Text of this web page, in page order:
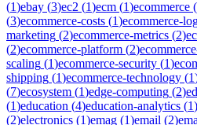
(1)ebay (3)ec2 (1)ecm (1)ecommerce (
(3)ecommerce-costs (1)ecommerce-
marketing (2)ecommerce-metrics (2)
(2)ecommerce-platform (2)
scaling (1)ecommerce-security (1)
shipping (1)ecommerce-technology (1
(7)ecosystem (1)edge-computing (2)
(1)education (4)education-analytics (1)
(2)electronics (1)emag (1)email (2)